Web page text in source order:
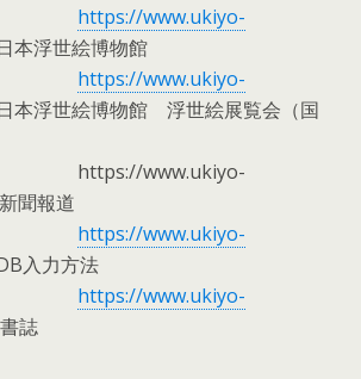
*5 https://www.ukiyo-
浮世絵博物館
*6 https://www.ukiyo-
浮世絵博物館 浮世絵展覧会（国
https://www.ukiyo-
報道
*8 https://www.ukiyo-
入力方法
*9 https://www.ukiyo-
誌